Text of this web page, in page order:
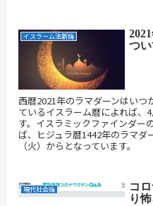
イスラーム法新論
つ
西暦2021年のラマダーンはい
ているイスラーム暦によれば、
す。イスラミックファインダー
ば、ヒジュラ暦1442年のラマダ
（火）からとなっています。
現代社会論
コ
り